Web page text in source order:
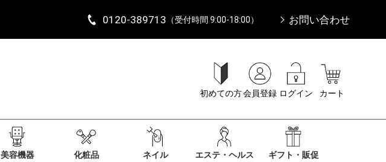
0120-389713 （受付時間 9:00-18:00） お問い合わせ
初めての方会員登録 ログイン カート
美容機器 化粧品 ネイル エステ・ヘルス ギフト・販促